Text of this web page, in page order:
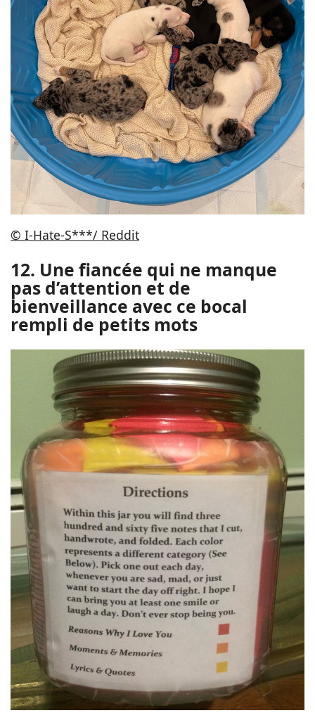
© I-Hate-S***/ Reddit
12. Une fiancée qui ne manque
pas d’attention et de
bienveillance avec ce bocal
rempli de petits mots